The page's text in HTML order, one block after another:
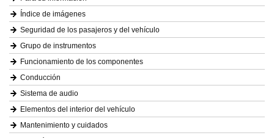
Índice de imágenes
Seguridad de los pasajeros y del vehículo
Grupo de instrumentos
Funcionamiento de los componentes
Conducción
Sistema de audio
Elementos del interior del vehículo
Mantenimiento y cuidados